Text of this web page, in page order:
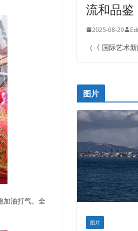
加油打气。全
流和品鉴
2025-08-29
（《 国际艺术
图片
图片